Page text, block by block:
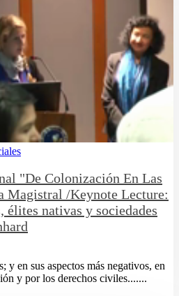
"De Colonización En Las
Magistral /Keynote Lecture:
nativas y sociedades
y en sus aspectos más negativos, en
y por los derechos civiles.......